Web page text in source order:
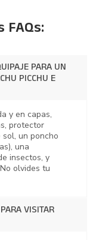
PARA UN
PICCHU E
y en capas,
protector
un poncho
una
insectos, y
olvides tu
VISITAR